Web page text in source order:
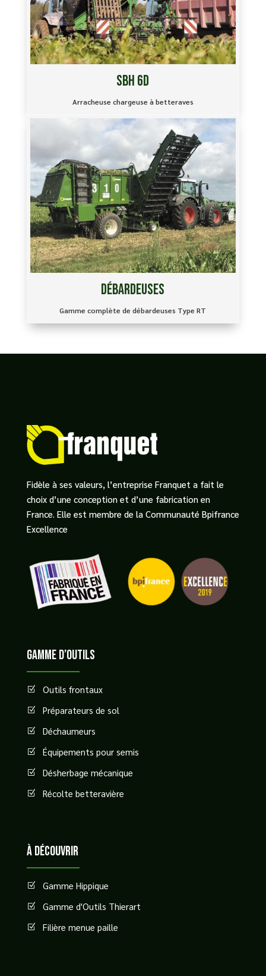
SBH 6D
Arracheuse chargeuse à betteraves
Débardeuses
Gamme complète de débardeuses Type RT
Fidèle à ses valeurs, l’entreprise Franquet a fait le
choix d’une conception et d’une fabrication en
France. Elle est membre de la Communauté Bpifrance
Excellence
GAMME D’OUTILS
Z Outils frontaux
Z Préparateurs de sol
Z Déchaumeurs
Z Équipements pour semis
Z Désherbage mécanique
Z Récolte betteravière
à découvrir
Z Gamme Hippique
Z Gamme d'Outils Thierart
Z Filière menue paille